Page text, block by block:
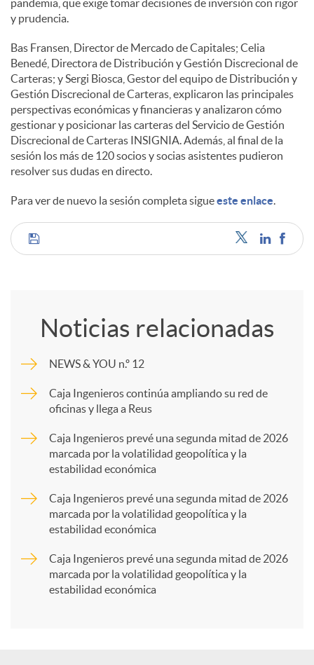
pandemia, que exige tomar decisiones de inversión con rigor
y prudencia.
Bas Fransen, Director de Mercado de Capitales; Celia
Benedé, Directora de Distribución y Gestión Discrecional de
Carteras; y Sergi Biosca, Gestor del equipo de Distribución y
Gestión Discrecional de Carteras, explicaron las principales
perspectivas económicas y financieras y analizaron cómo
gestionar y posicionar las carteras del Servicio de Gestión
Discrecional de Carteras INSIGNIA. Además, al final de la
sesión los más de 120 socios y socias asistentes pudieron
resolver sus dudas en directo.
Para ver de nuevo la sesión completa sigueeste enlace.
C
m
p
a
Noticias relacionadas
NEWS & YOU n.º 12
Caja Ingenieros continúa ampliando su red de
oficinas y llega a Reus
Caja Ingenieros prevé una segunda mitad de 2026
marcada por la volatilidad geopolítica y la
estabilidad económica
Caja Ingenieros prevé una segunda mitad de 2026
marcada por la volatilidad geopolítica y la
estabilidad económica
Caja Ingenieros prevé una segunda mitad de 2026
marcada por la volatilidad geopolítica y la
estabilidad económica